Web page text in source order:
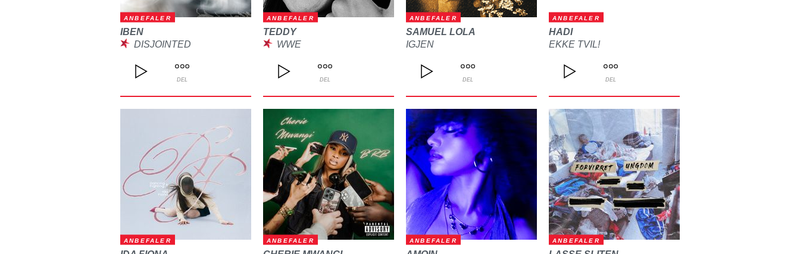
ANBEFALER
IBEN
DISJOINTED
DEL
ANBEFALER
TEDDY
WWE
DEL
ANBEFALER
SAMUEL LOLA
IGJEN
DEL
ANBEFALER
HADI
EKKE TVIL!
DEL
ANBEFALER ANBEFALER ANBEFALER ANBEFALER